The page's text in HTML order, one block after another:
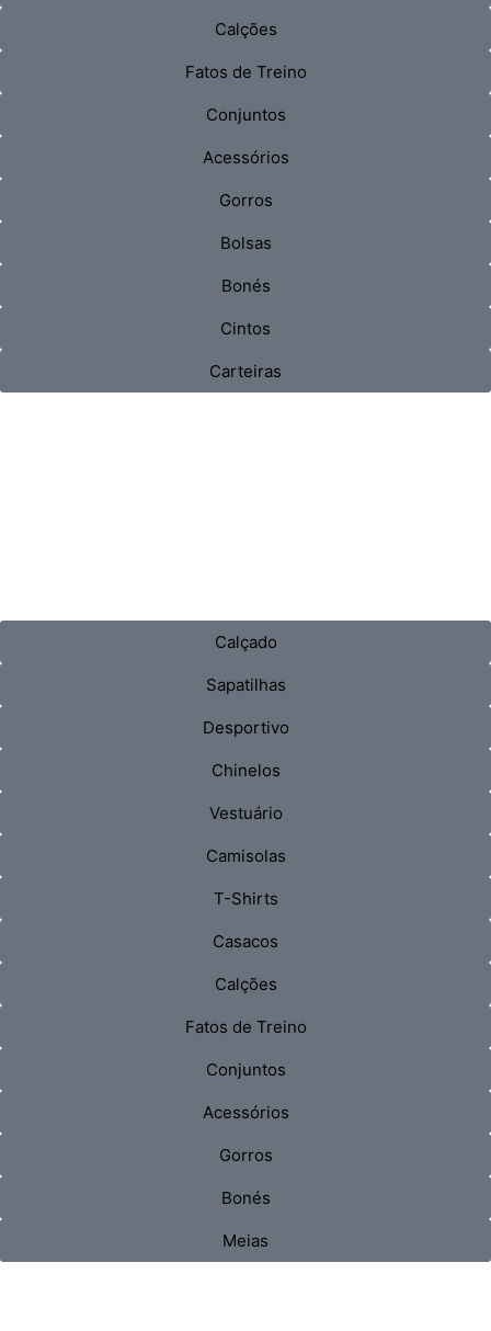
Calções
Fatos de Treino
Conjuntos
Acessórios
Gorros
Bolsas
Bonés
Cintos
Carteiras
Calçado
Sapatilhas
Desportivo
Chinelos
Vestuário
Camisolas
T-Shirts
Casacos
Calções
Fatos de Treino
Conjuntos
Acessórios
Gorros
Bonés
Meias